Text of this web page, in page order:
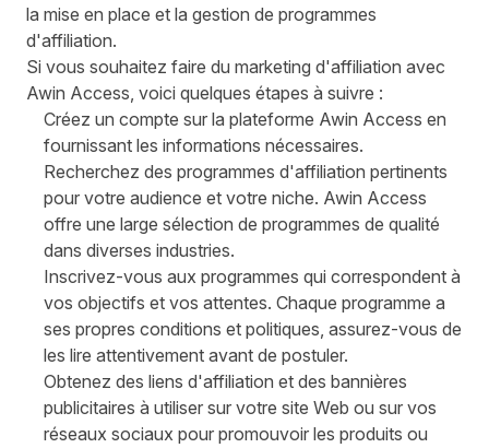
la mise en place et la gestion de programmes
d'affiliation.
Si vous souhaitez faire du marketing d'affiliation avec
Awin Access, voici quelques étapes à suivre :
Créez un compte sur la plateforme Awin Access en
fournissant les informations nécessaires.
Recherchez des programmes d'affiliation pertinents
pour votre audience et votre niche. Awin Access
offre une large sélection de programmes de qualité
dans diverses industries.
Inscrivez-vous aux programmes qui correspondent à
vos objectifs et vos attentes. Chaque programme a
ses propres conditions et politiques, assurez-vous de
les lire attentivement avant de postuler.
Obtenez des liens d'affiliation et des bannières
publicitaires à utiliser sur votre site Web ou sur vos
réseaux sociaux pour promouvoir les produits ou